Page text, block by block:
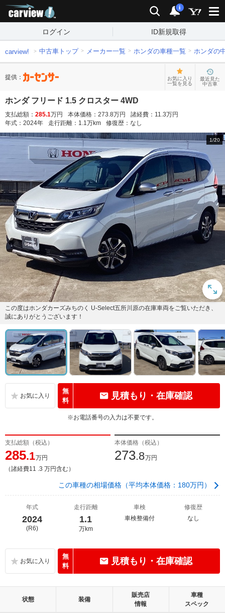
検索 通知
i
ログイン ID新規取得
carview! 中古車トップ メーカー一覧 ホンダの車種一覧 ホンダの
提供：
お気に入り
一覧を見る
最近見た
中古車
ホンダ フリード 1.5 クロスター 4WD
支払総額： 285.1万円 本体価格： 273.8万円 諸経費： 11.3万円
年式： 2024年 走行距離： 1.1万km 修復歴： なし
1/20
この度はホンダカーズみちのく U-Select五所川原の在庫車両をご覧いただき、
誠にありがとうございます！
無
料
見積もり・在庫確認
※お電話番号の入力は不要です。
支払総額（税込）
285.1万円
（諸経費11 .3 万円含む）
本体価格（税込）
273.8万円
この車種の相場価格（平均本体価格：180万円）
年式
2024
(R6)
走行距離
1.1
万km
車検
車検整備付
修復歴
なし
無
料
見積もり・在庫確認
状態 装備
販売店
情報
車種
スペック